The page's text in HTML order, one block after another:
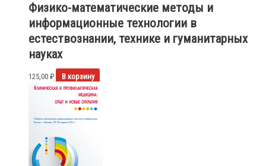
Физико-математические методы и
информационные технологии в
естествознании, технике и гуманитарных
науках
125,00 ₽ В корзину